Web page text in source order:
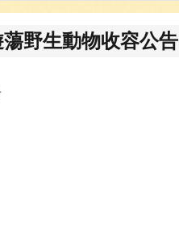
野生動物收容公告